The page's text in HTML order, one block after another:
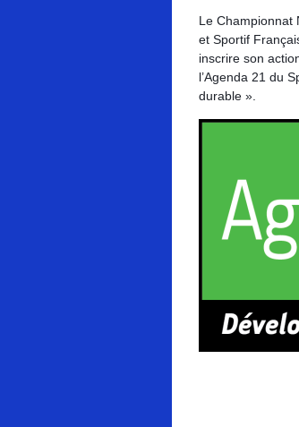
Le Championnat
et Sportif
inscrire son
l’Agenda 21 du
durable ».